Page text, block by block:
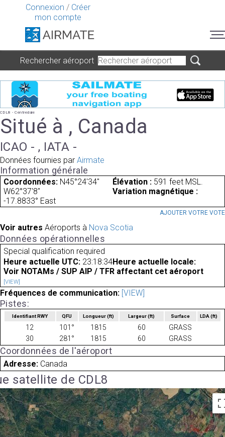
Connexion / Créer
mon compte
Rechercher aéroport
CDL8 - Centredale
Situé à , Canada
ICAO - , IATA -
Données fournies par Airmate
Information générale
Coordonnées: N45°24'34"
W62°37'8"
Élévation : 591 feet MSL.
Variation magnétique :
-17.8833° East
AJOUTER VOTRE VOTE
Voir autres Aéroports à Nova Scotia
Données opérationnelles
Special qualification required
Heure actuelle UTC: 23:18:34Heure actuelle locale:
Voir NOTAMs / SUP AIP / TFR affectant cet aéroport
[VIEW]
Fréquences de communication: [VIEW]
Pistes:
Identifiant RWY QFU Longueur(ft) Largeur(ft) Surface LDA(ft)
12 101° 1815 60
GRASS
30
281° 1815 60 GRASS
Coordonnées de l'aéroport
Adresse: Canada
satellite de CDL8